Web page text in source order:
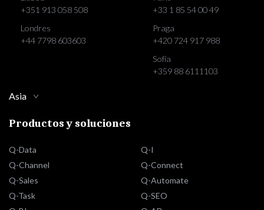
+351 913 058 508
Londres
+44 7798 603603
+33 1 85 54 00 49
Praga
+420 724 917 988
Sofía
+359 88 6111103
Asia
Productos y soluciones
Q-Data
Q-Channel
Q-Sales
Q-Task
Q-I
Q-Connect
Q-Automate
Q-SEO